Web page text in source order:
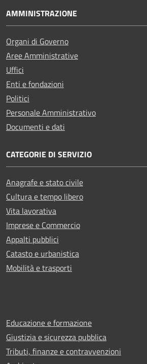
AMMINISTRAZIONE
Organi di Governo
Aree Amministrative
Uffici
Enti e fondazioni
Politici
Personale Amministrativo
Documenti e dati
CATEGORIE DI SERVIZIO
Anagrafe e stato civile
Cultura e tempo libero
Vita lavorativa
Imprese e Commercio
Appalti pubblici
Catasto e urbanistica
Mobilità e trasporti
Educazione e formazione
Giustizia e sicurezza pubblica
Tributi, finanze e contravvenzioni